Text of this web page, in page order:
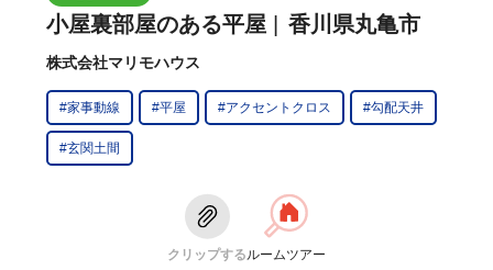
小屋裏部屋のある平屋 香川県丸亀市
株式会社マリモハウス
#家事動線 #平屋 #アクセントクロス #勾配天井
#玄関土間
クリップするルームツアー